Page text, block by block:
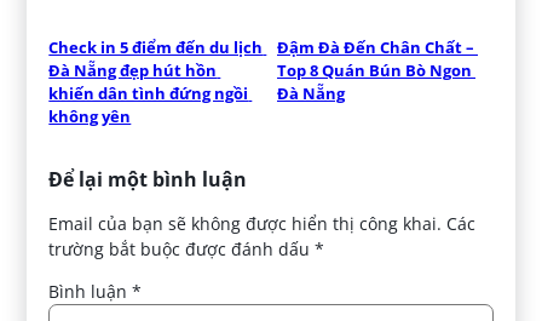
Check in 5 điểm đến du lịch
Đà Nẵng đẹp hút hồn
khiến dân tình đứng ngồi
không yên
Đậm Đà Đến Chân Chất –
Top 8 Quán Bún Bò Ngon
Đà Nẵng
Để lại một bình luận
Email của bạn sẽ không được hiển thị công khai. Các
trường bắt buộc được đánh dấu*
Bình luận*